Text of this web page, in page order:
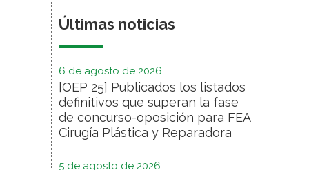
Últimas noticias
6 de agosto de 2026
[OEP 25] Publicados los listados
definitivos que superan la fase
de concurso-oposición para FEA
Cirugía Plástica y Reparadora
5 de agosto de 2026